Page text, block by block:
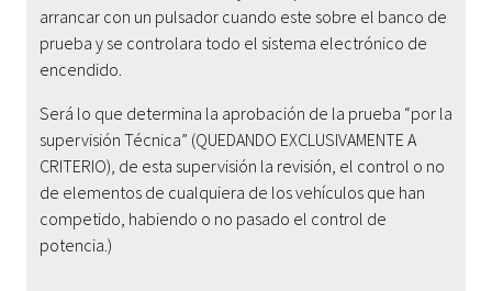
arrancar con un pulsador cuando este sobre el banco de
prueba y se controlara todo el sistema electrónico de
encendido.
Será lo que determina la aprobación de la prueba “por la
supervisión Técnica” (QUEDANDO EXCLUSIVAMENTE A
CRITERIO), de esta supervisión la revisión, el control o no
de elementos de cualquiera de los vehículos que han
competido, habiendo o no pasado el control de
potencia.)